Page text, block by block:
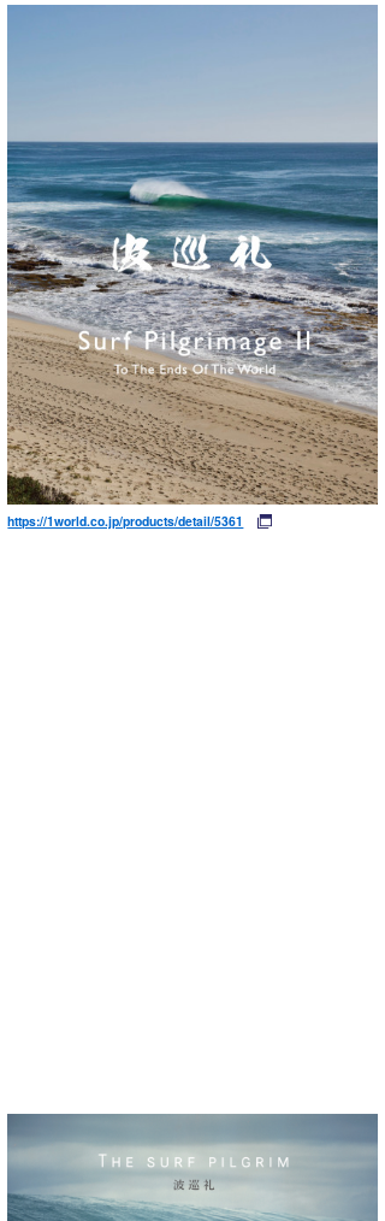
https://1world.co.jp/products/detail/5361